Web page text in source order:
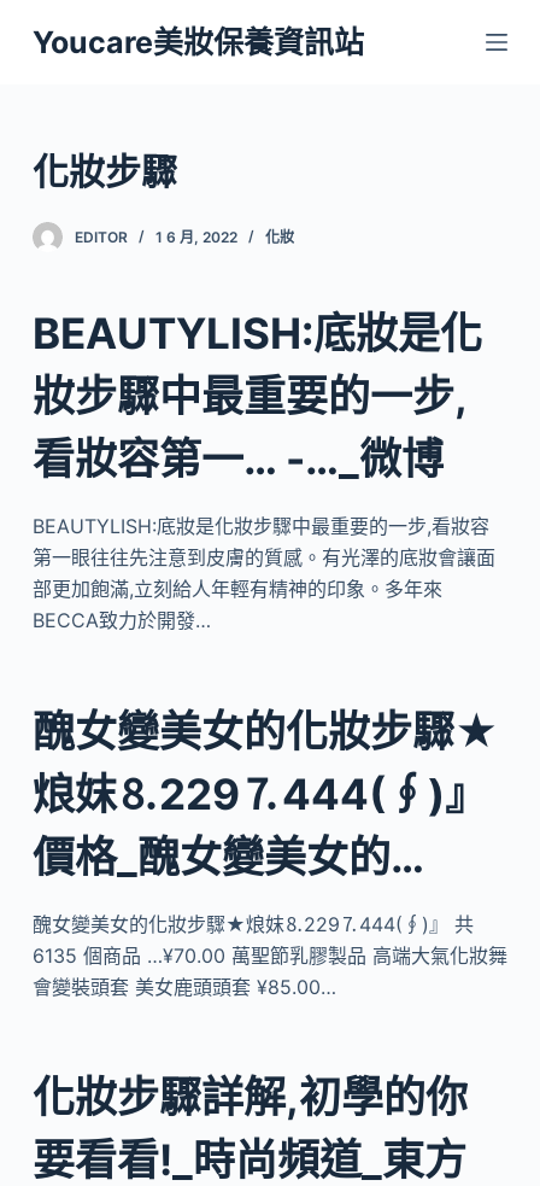
跳
至
內
容
Youcare美妝保養資訊站
化妝步驟
EDITOR 1 6 月, 2022 化妝
BEAUTYLISH:底妝是化
妝步驟中最重要的一步,
看妝容第一… -…_微博
BEAUTYLISH:底妝是化妝步驟中最重要的一步,看妝容
第一眼往往先注意到皮膚的質感。有光澤的底妝會讓面
部更加飽滿,立刻給人年輕有精神的印象。多年來
BECCA致力於開發…
醜女變美女的化妝步驟★
烺妺⒏229⒎444(∮)』
價格_醜女變美女的…
醜女變美女的化妝步驟★烺妺⒏229⒎444(∮)』 共
6135 個商品 …¥70.00 萬聖節乳膠製品 高端大氣化妝舞
會變裝頭套 美女鹿頭頭套 ¥85.00…
化妝步驟詳解,初學的你
要看看!_時尚頻道_東方